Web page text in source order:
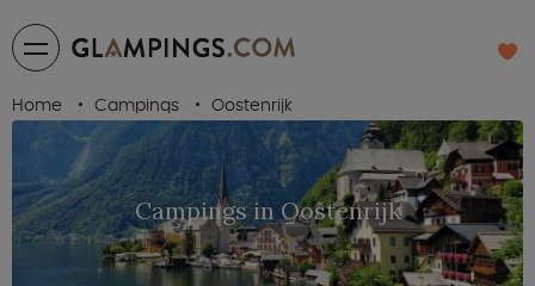
Home Campings Oostenrijk
Campings in Oostenrijk